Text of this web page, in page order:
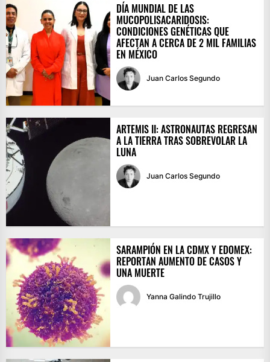
DÍA MUNDIAL DE LAS
MUCOPOLISACARIDOSIS:
CONDICIONES GENÉTICAS QUE
AFECTAN A CERCA DE 2 MIL FAMILIAS
EN MÉXICO
Juan Carlos Segundo
ARTEMIS II: ASTRONAUTAS REGRESAN
A LA TIERRA TRAS SOBREVOLAR LA
LUNA
Juan Carlos Segundo
SARAMPIÓN EN LA CDMX Y EDOMEX:
REPORTAN AUMENTO DE CASOS Y
UNA MUERTE
Yanna Galindo Trujillo